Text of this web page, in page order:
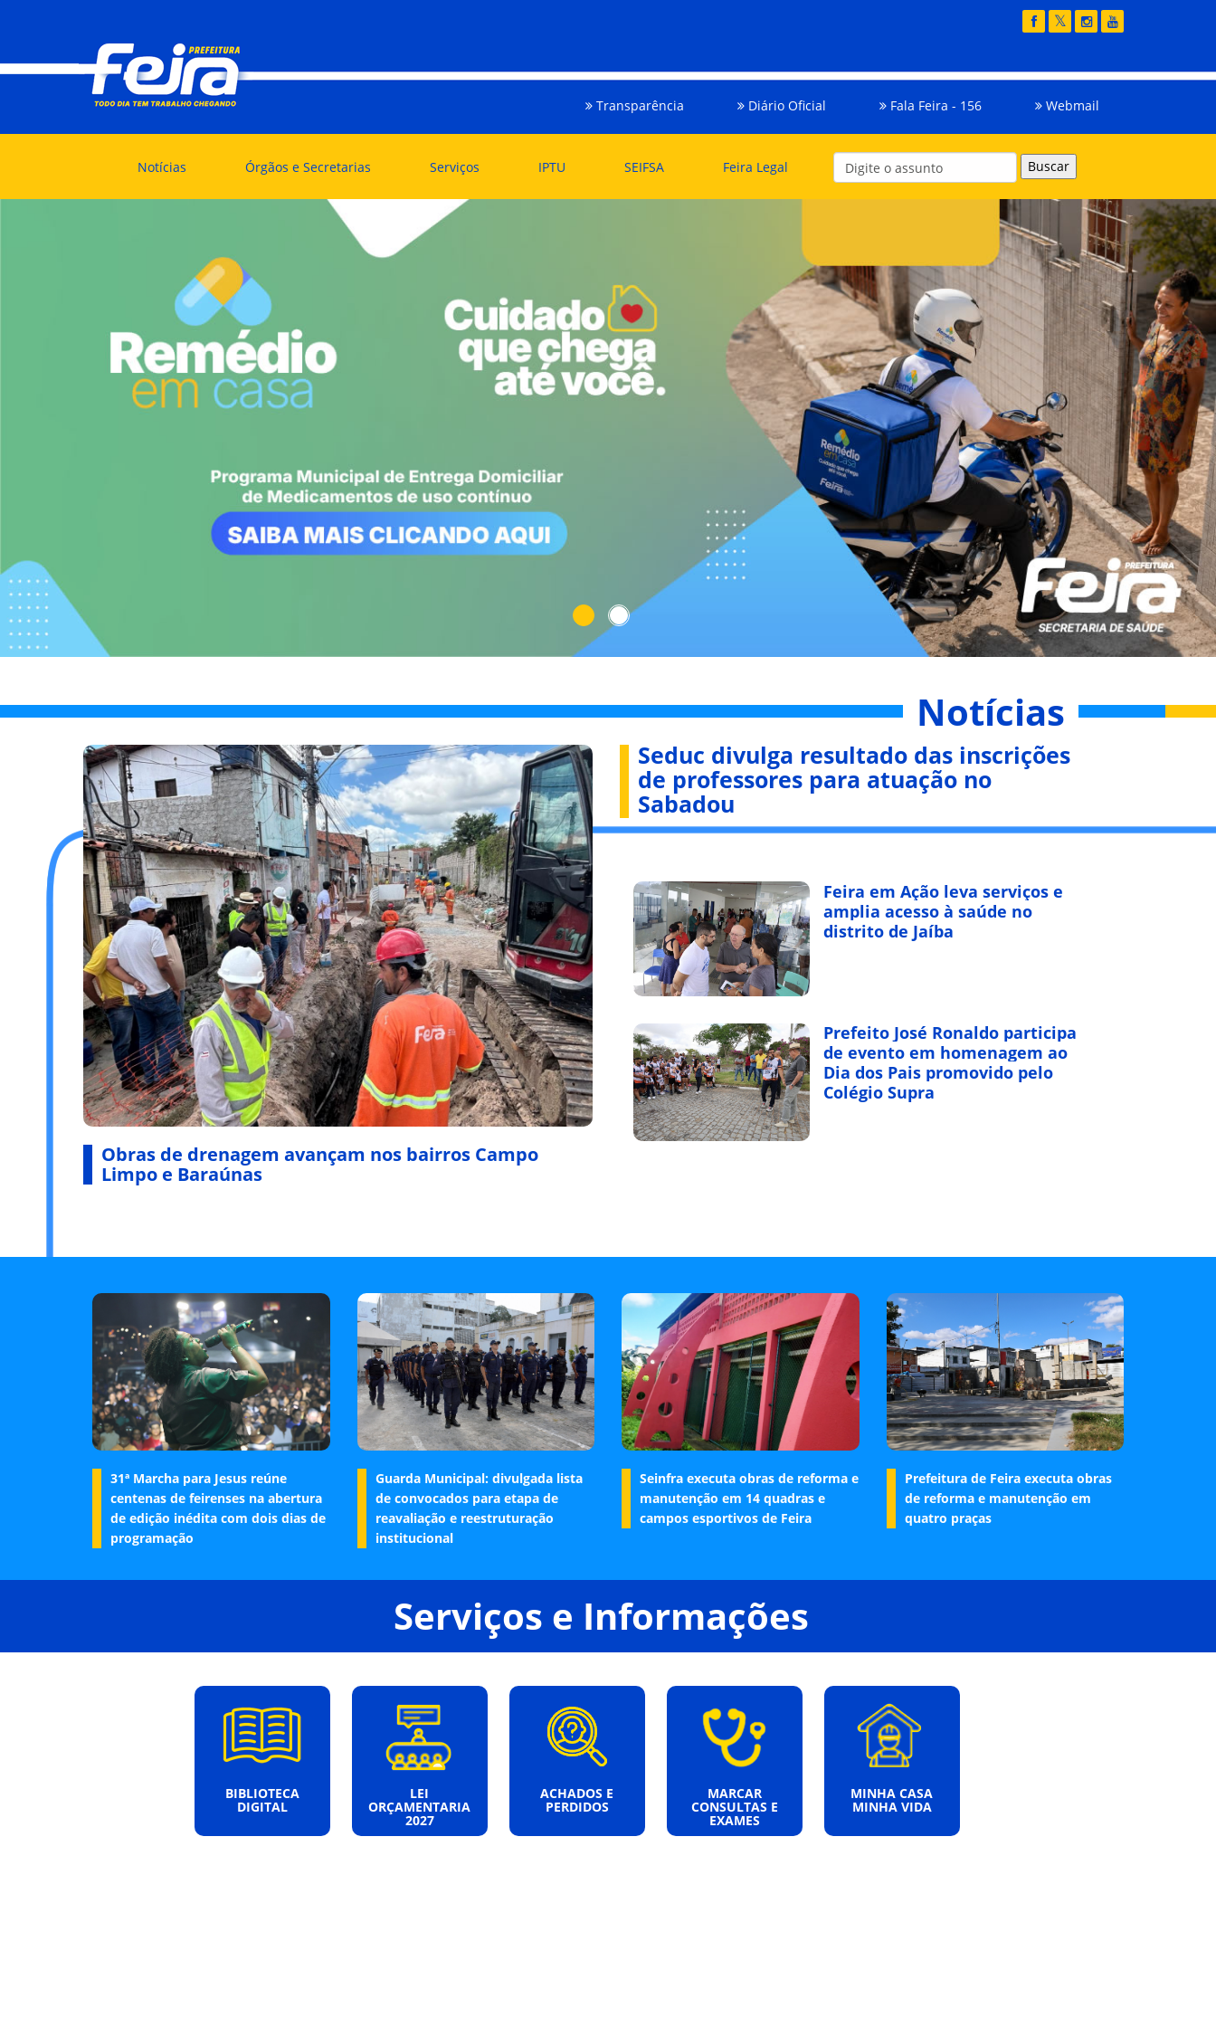
Transparência Diário Oficial Fala Feira - 156 Webmail
Notícias Órgãos e Secretarias Serviços IPTU SEIFSA Feira Legal Buscar
Notícias
Obras de drenagem avançam nos bairros Campo
Limpo e Baraúnas
Seduc divulga resultado das inscrições
de professores para atuação no
Sabadou
Feira em Ação leva serviços e
amplia acesso à saúde no
distrito de Jaíba
Prefeito José Ronaldo participa
de evento em homenagem ao
Dia dos Pais promovido pelo
Colégio Supra
31ª Marcha para Jesus reúne
centenas de feirenses na abertura
de edição inédita com dois dias de
programação
Guarda Municipal: divulgada lista
de convocados para etapa de
reavaliação e reestruturação
institucional
Seinfra executa obras de reforma e
manutenção em 14 quadras e
campos esportivos de Feira
Prefeitura de Feira executa obras
de reforma e manutenção em
quatro praças
Serviços e Informações
BIBLIOTECA
DIGITAL
LEI
ORÇAMENTARIA
2027
ACHADOS E
PERDIDOS
MARCAR
CONSULTAS E
EXAMES
MINHA CASA
MINHA VIDA